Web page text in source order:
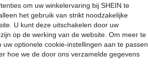
1 stuk effen kleur leren textuur armband lichtgewicht schokbestendig antislip smartphonehoes modieuze telefoonhoes opvouwbare telefoonhoes telefoonhoes compatibel met Samsung Galaxy Fold8 Galaxy Fold7 Galaxy Fold6 Galaxy Fold5
Easy phone cases
om uw winkelervaring bij SHEIN te
het gebruik van strikt noodzakelijke
U kunt deze uitschakelen door uw
op de werking van de website. Om meer te
optionele cookie-instellingen aan te passen,
hoe we de door ons verzamelde gegevens